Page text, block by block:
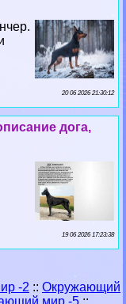
20 06 2026 21:30:12
дога,
19 06 2026 17:23:38
-2 :: Окружающий
мир -5 ::